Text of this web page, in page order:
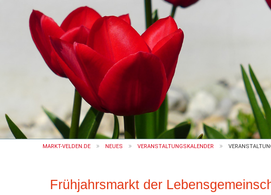
MARKT-VELDEN.DE NEUES VERANSTALTUNGSKALENDER
Frühjahrsmarkt der